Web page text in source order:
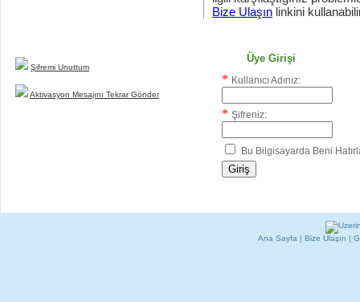
Şifremi Unuttum
Aktivasyon Mesajını Tekrar Gönder
Bize Ulaşın linkini
Üye Girişi
* Kullanıcı Adınız:
* Şifreniz:
Bu Bilgisayarda Beni
Ana Sayfa | Bize Ulaşın |